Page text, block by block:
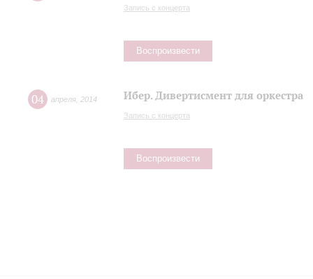
Запись с концерта
Воспроизвести
04 апреля 2014 Ибер. Дивертисмент для оркестра
Запись с концерта
Воспроизвести